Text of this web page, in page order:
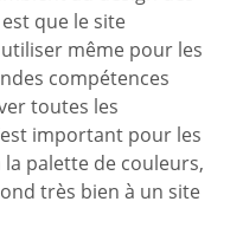
que le site
même pour les
compétences
toutes les
important pour les
palette de couleurs,
très bien à un site